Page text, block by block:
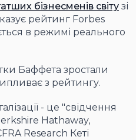
бізнесменів світу зі
рейтинг Forbes
в режимі реального
Баффета зростали
з рейтингу.
- це "свідчення
Hathaway,
Research Кеті